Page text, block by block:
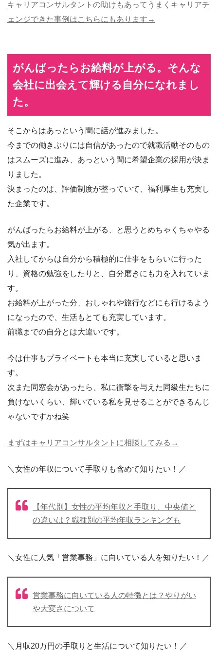
キャリアコンサルタントの助けもあってうまくキャリアチ
ェンジできた事例はこちらにもあります→
がんばったらお給料が上がる。そんな
会社に出会えて輝ける自分になれまし
た。
そこからはあっという間に話が進みました。
今までの働きぶりには自信があったので就職活動そのもの
はスムーズに進み、あっという間に希望企業の採用が決ま
りました。
決まったのは、評価制度が整っていて、福利厚生も充実し
た企業です。
がんばったらお給料が上がる、と思うとめちゃくちゃやる
気が出ます。
入社してからは自分から積極的に仕事をもらいに行った
り、資格の勉強をしたりと、自分磨きにも力を入れていま
す。
お給料が上がった分、おしゃれや旅行などにも行けるよう
になったので、生活もとても充実しています。
前職までの自分とは大違いです。
今は仕事もプライベートも本当に充実していると思いま
す。
次また同窓会があったら、私に衝撃を与えた同級生たちに
負けないくらい、輝いている私を見せることができるんじ
ゃないですかね笑
まずはキャリアコンサルタントに相談してみる→
＼女性の年収について手取りも含めて知りたい！／
【年代別】女性の平均年収と手取り、中央値と
の違いは？職種別の平均年収ランキングも
＼女性に人気「営業事務」に向いている人を知りたい！／
営業事務に向いている人の特徴とは？やりがい
や大変さについて
＼月収20万円の手取りと生活について知りたい！／